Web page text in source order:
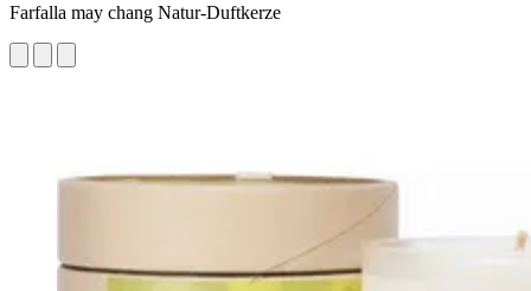
Farfalla may chang Natur-Duftkerze